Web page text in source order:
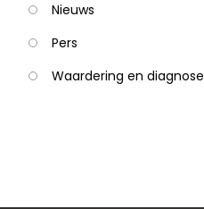
Nieuws
Pers
Waardering en diagnose